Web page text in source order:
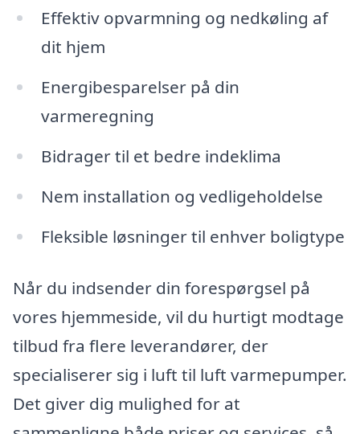
Effektiv opvarmning og nedkøling af
dit hjem
Energibesparelser på din
varmeregning
Bidrager til et bedre indeklima
Nem installation og vedligeholdelse
Fleksible løsninger til enhver boligtype
Når du indsender din forespørgsel på
vores hjemmeside, vil du hurtigt modtage
tilbud fra flere leverandører, der
specialiserer sig i luft til luft varmepumper.
Det giver dig mulighed for at